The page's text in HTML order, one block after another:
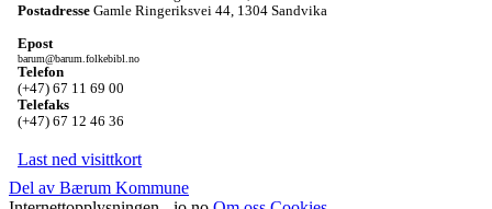
Postadresse Gamle Ringeriksvei 44, 1304 Sandvika
Epost
barum@barum.folkebibl.no
Telefon
(+47) 67 11 69 00
Telefaks
(+47) 67 12 46 36
Last ned visittkort
Del av Bærum Kommune